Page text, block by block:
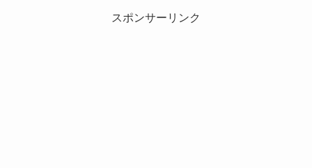
スポンサーリンク